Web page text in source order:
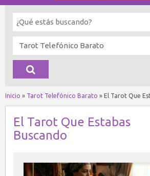
Inicio » Tarot Telefónico Barato » El Tarot Que
El Tarot Que Estabas
Buscando